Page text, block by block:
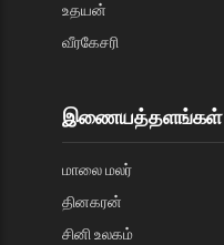
உதயன்
வீரகேசரி
இணையத்தளங்கள்
மாலை மலர்
தினகரன்
சினி உலகம்